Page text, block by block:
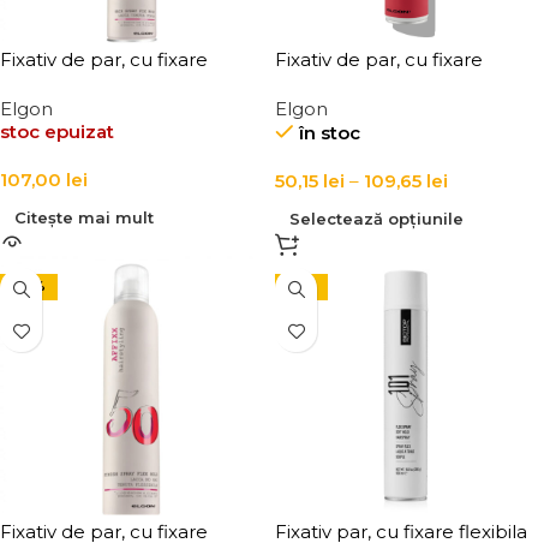
Fixativ de par, cu fixare
Spray Fix Hold 500 ml
Elgon
stoc epuizat
107,00 lei
Citește mai mult
Fixativ de par, cu fixare
It Hairspray
Elgon
în stoc
50,15 lei – 109,65 lei
Selectează opțiunile
-24%
Fixativ de par, cu fixare
-15%
Fixativ par, cu fixare flexibila